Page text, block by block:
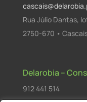
Rua Júlio Dantas,
2750-670 •
Delarobia –
912 441 514